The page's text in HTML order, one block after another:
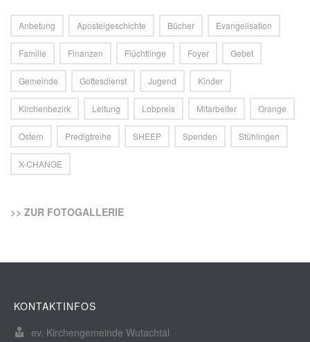
Anbetung Apostelgeschichte Bücher Evangelisation
Familie Finanzen Flüchtlinge Foyer Gebet
Gemeinde Gottesdienst Jugend Kinder
Kirchenbezirk Leitung Lobpreis Mitarbeiter Orange
Ostern Predigtreihe SHEEP Spenden Stühlingen
X-CHANGE
>> ZUR FOTOGALLERIE
KONTAKTINFOS
ev. Kirchengemeinde Wutachtal